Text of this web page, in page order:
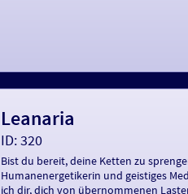
Leanaria
ID: 320
Bist du bereit, deine Ketten zu
Humanenergetikerin und geistiges
ich dir, dich von übernommenen